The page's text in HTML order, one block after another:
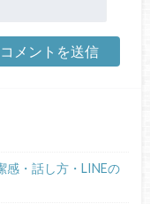
感・話し方・LINEの